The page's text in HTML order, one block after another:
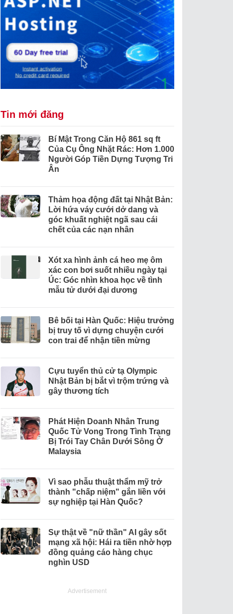
Tin mới đăng
Bí Mật Trong Căn Hộ 861 sq ft
Của Cụ Ông Nhặt Rác: Hơn 1.000
Người Góp Tiền Dựng Tượng Tri
Ân
Thảm họa động đất tại Nhật Bản:
Lời hứa váy cưới dở dang và
góc khuất nghiệt ngã sau cái
chết của các nạn nhân
Xót xa hình ảnh cá heo mẹ ôm
xác con bơi suốt nhiều ngày tại
Úc: Góc nhìn khoa học về tình
mẫu tử dưới đại dương
Bê bối tại Hàn Quốc: Hiệu trưởng
bị truy tố vì dựng chuyện cưới
con trai để nhận tiền mừng
Cựu tuyển thủ cử tạ Olympic
Nhật Bản bị bắt vì trộm trứng và
gây thương tích
Phát Hiện Doanh Nhân Trung
Quốc Tử Vong Trong Tình Trạng
Bị Trói Tay Chân Dưới Sông Ở
Malaysia
Vì sao phẫu thuật thẩm mỹ trở
thành "chấp niệm" gắn liền với
sự nghiệp tại Hàn Quốc?
Sự thật về "nữ thần" AI gây sốt
mạng xã hội: Hái ra tiền nhờ hợp
đồng quảng cáo hàng chục
nghìn USD
Advertisement